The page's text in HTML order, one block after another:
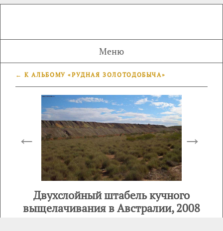
Меню
← К АЛЬБОМУ «РУДНАЯ ЗОЛОТОДОБЫЧА»
← →
Двухслойный штабель кучного
выщелачивания в Австралии, 2008